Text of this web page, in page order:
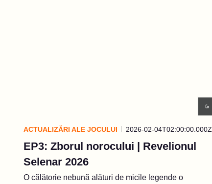
ACTUALIZĂRI ALE JOCULUI 2026-02-04T02:00:00.000Z
EP3: Zborul norocului | Revelionul
Selenar 2026
O călătorie nebună alături de micile legende o